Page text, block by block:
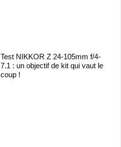
Test NIKKOR Z 24-105mm f/4-
7.1 : un objectif de kit qui vaut le
coup !